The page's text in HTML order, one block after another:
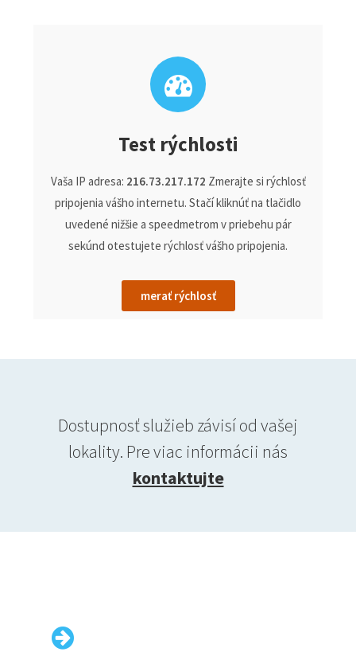
Test rýchlosti
Vaša IP adresa: 216.73.217.172 Zmerajte si rýchlosť
pripojenia vášho internetu. Stačí kliknúť na tlačidlo
uvedené nižšie a speedmetrom v priebehu pár
sekúnd otestujete rýchlosť vášho pripojenia.
merať rýchlosť
Dostupnosť služieb závisí od vašej
lokality. Pre viac informácii nás
kontaktujte